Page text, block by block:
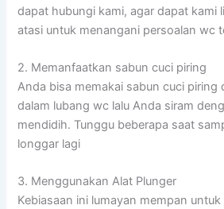
dapat hubungi kami, agar dapat kami
atasi untuk menangani persoalan wc
2. Memanfaatkan sabun cuci piring
Anda bisa memakai sabun cuci piring
dalam lubang wc lalu Anda siram
mendidih. Tunggu beberapa saat
longgar lagi
3. Menggunakan Alat Plunger
Kebiasaan ini lumayan mempan